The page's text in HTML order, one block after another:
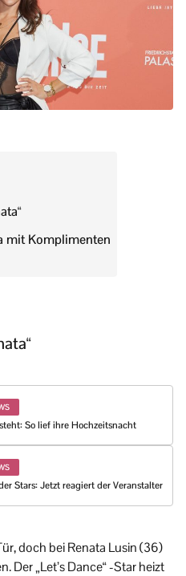
mit Komplimenten
So lief ihre Hochzeitsnacht
Stars: Jetzt reagiert der Veranstalter
doch bei Renata Lusin (36)
Der „Let’s Dance“ -Star heizt